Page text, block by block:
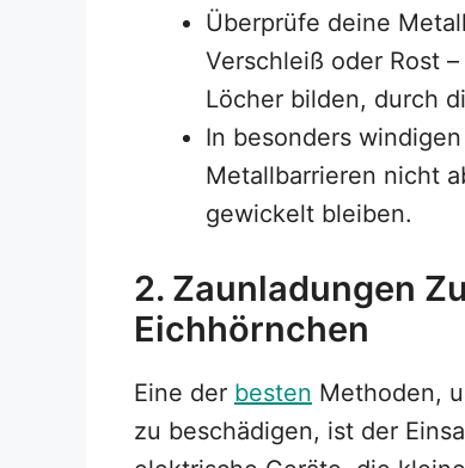
Überprüfe deine
Verschleiß oder Rost
Löcher bilden, durch
In besonders
Metallbarrieren nicht
gewickelt bleiben.
2. Zaunladungen
Eichhörnchen
Eine der besten Methoden,
zu beschädigen, ist der